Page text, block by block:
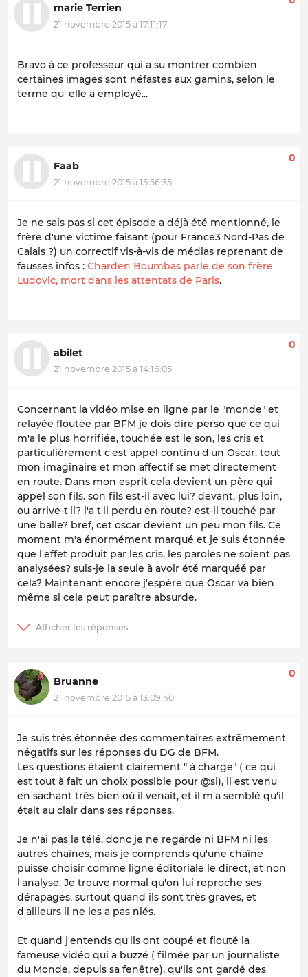
marie Terrien
21 novembre 2015 à 17:11:17
Bravo à ce professeur qui a su montrer combien
certaines images sont néfastes aux gamins, selon le
terme qu' elle a employé...
Faab
21 novembre 2015 à 15:56:35
0
Je ne sais pas si cet épisode a déjà été mentionné, le
frère d'une victime faisant (pour France3 Nord-Pas de
Calais ?) un correctif vis-à-vis de médias reprenant de
fausses infos : Charden Boumbas parle de son frère
Ludovic, mort dans les attentats de Paris.
abilet
21 novembre 2015 à 14:16:05
0
Concernant la vidéo mise en ligne par le "monde" et
relayée floutée par BFM je dois dire perso que ce qui
m'a le plus horrifiée, touchée est le son, les cris et
particulièrement c'est appel continu d'un Oscar. tout
mon imaginaire et mon affectif se met directement
en route. Dans mon esprit cela devient un père qui
appel son fils. son fils est-il avec lui? devant, plus loin,
ou arrive-t'il? l'a t'il perdu en route? est-il touché par
une balle? bref, cet oscar devient un peu mon fils. Ce
moment m'a énormément marqué et je suis étonnée
que l'effet produit par les cris, les paroles ne soient pas
analysées? suis-je la seule à avoir été marquéé par
cela? Maintenant encore j'espère que Oscar va bien
même si cela peut paraître absurde.
Bruanne
21 novembre 2015 à 13:09:40
0
Je suis très étonnée des commentaires extrêmement
négatifs sur les réponses du DG de BFM.
Les questions étaient clairement " à charge" ( ce qui
est tout à fait un choix possible pour @si), il est venu
en sachant très bien où il venait, et il m'a semblé qu'il
était au clair dans ses réponses.
Je n'ai pas la télé, donc je ne regarde ni BFM ni les
autres chaînes, mais je comprends qu'une chaîne
puisse choisir comme ligne éditoriale le direct, et non
l'analyse. Je trouve normal qu'on lui reproche ses
dérapages, surtout quand ils sont très graves, et
d'ailleurs il ne les a pas niés.
Et quand j'entends qu'ils ont coupé et flouté la
fameuse vidéo qui a buzzé ( filmée par un journaliste
du Monde, depuis sa fenêtre), qu'ils ont gardé des